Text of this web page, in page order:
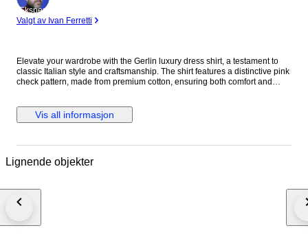
Ekspert
Valgt av Ivan Ferretti
Elevate your wardrobe with the Gerlin luxury dress shirt, a testament to
classic Italian style and craftsmanship. The shirt features a distinctive pink
check pattern, made from premium cotton, ensuring both comfort and
appreciate attention to detail. Tailored to a regular fit, this no-size shirt
offers a timeless aesthetic that's versatile for both casual and formal
makes it a suitable choice for year-round wear. Proudly made in Italy, it's a
Vis all informasjon
Lignende objekter